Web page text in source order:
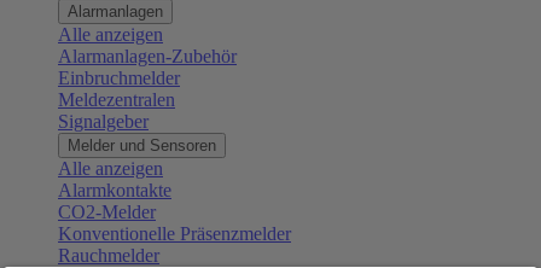
Alarmanlagen
Alle anzeigen
Alarmanlagen-Zubehör
Einbruchmelder
Meldezentralen
Signalgeber
Melder und Sensoren
Alle anzeigen
Alarmkontakte
CO2-Melder
Konventionelle Präsenzmelder
Rauchmelder